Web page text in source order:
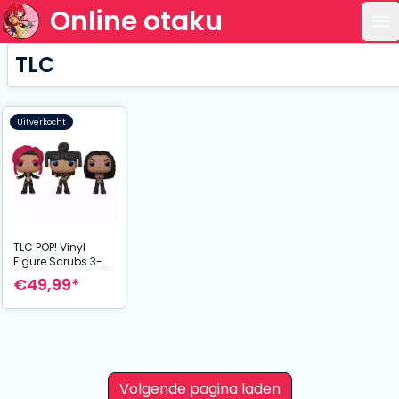
Online otaku
TLC
Uitverkocht
TLC POP! Vinyl
Figure Scrubs 3-
Pack 9 cm
€49,99*
Volgende pagina laden